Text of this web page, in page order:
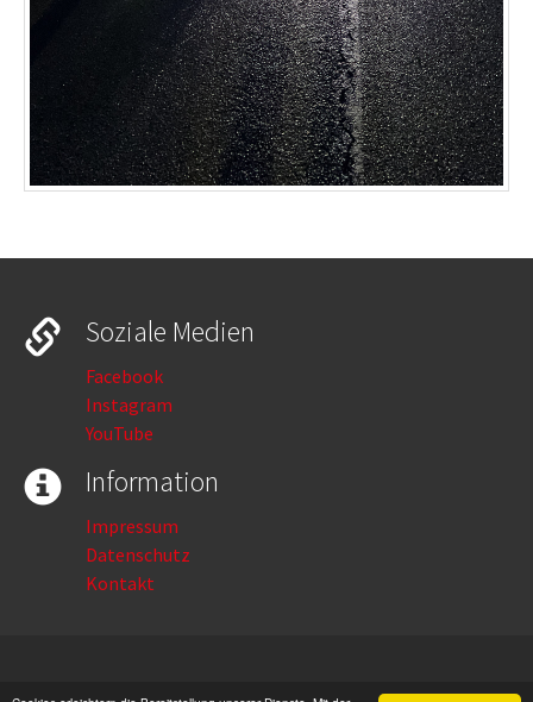
Soziale Medien
Facebook
Instagram
YouTube
Information
Impressum
Datenschutz
Kontakt